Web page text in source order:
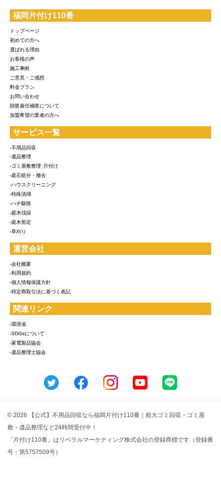
福岡片付け110番
トップページ
初めての方へ
選ばれる理由
お客様の声
施工事例
ご意見・ご感想
料金プラン
お問い合わせ
賠償責任補償について
加盟希望の業者の方へ
サービス一覧
-不用品回収
-遺品整理
-ゴミ屋敷整理･片付け
-庭石処分・撤去
-ハウスクリーニング
-特殊清掃
-ハチ駆除
-庭木伐採
-庭木剪定
-草刈り
運営会社
-会社概要
-利用規約
-個人情報保護方針
-特定商取引法に基づく表記
関連リンク
-環境省
-SDGsについて
-家電製品協会
-遺品整理士協会
© 2026 【公式】不用品回収なら福岡片付け110番｜粗大ゴミ回収・ゴミ屋
敷・遺品整理など24時間受付中！
「片付け110番」はリベラルマーケティング株式会社の登録商標です（登録番
号：第5757509号）